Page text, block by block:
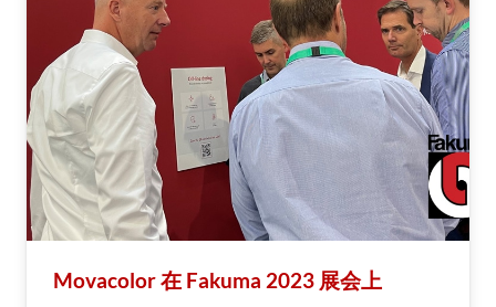
Movacolor 在 Fakuma 2023 展会上